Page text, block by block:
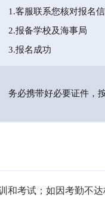
1.客服联系您核对报名
2.报备学校及海事局
3.报名成功
务必携带好必要证件，
和考试；如因考勤不